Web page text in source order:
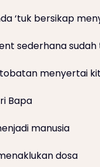
‘tuk bersikap
sederhana
menyertai
Bapa
manusia
dosa